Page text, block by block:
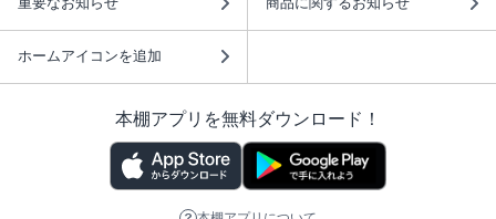
ホームアイコンを追加
本棚アプリを無料ダウンロード！